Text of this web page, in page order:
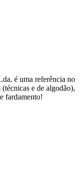
é uma referência no
e de algodão),
fardamento!